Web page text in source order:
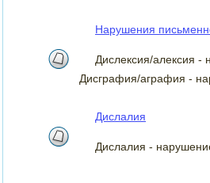
Нарушения
Дислексия/алексия -
Дисграфия/аграфия -
Дислалия
Дислалия -